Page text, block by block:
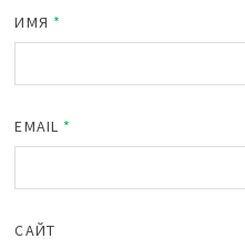
ИМЯ *
EMAIL *
САЙТ